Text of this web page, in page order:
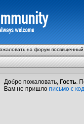
на форум
Добро пожаловать, Гость.
Вам не пришло письмо с